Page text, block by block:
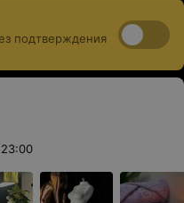
подтверждения